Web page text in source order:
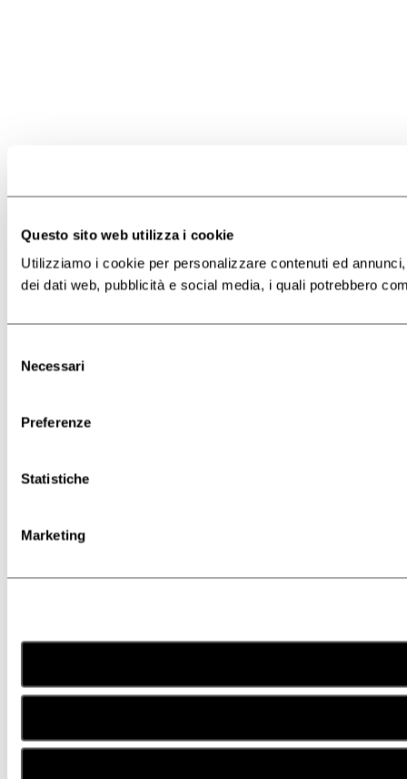
Questo sito web utilizza i cookie
Utilizziamo i cookie per personalizzare contenuti ed
dei dati web, pubblicità e social media, i quali potrebbero
delNecessari
Preferenze
Statistiche
Marketing